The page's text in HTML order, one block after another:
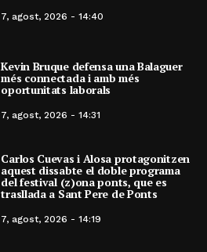
7, agost, 2026 - 14:40
Kevin Bruque defensa una Balaguer
més connectada i amb més
oportunitats laborals
7, agost, 2026 - 14:31
Carlos Cuevas i Alosa protagonitzen
aquest dissabte el doble programa
del festival (z)ona ponts, que es
trasllada a Sant Pere de Ponts
7, agost, 2026 - 14:19